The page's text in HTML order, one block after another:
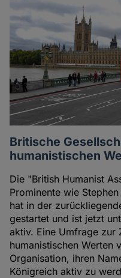
Britische
humanistischen
Die "British Humanist
Prominente wie
hat in der
gestartet und ist jetzt
aktiv. Eine Umfrage zur
humanistischen Werten
Organisation, ihren
Königreich aktiv zu